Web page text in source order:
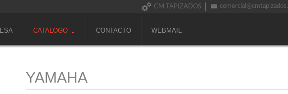
CM TAPIZADOS
CATALOGO CONTACTO WEBMAIL
YAMAHA